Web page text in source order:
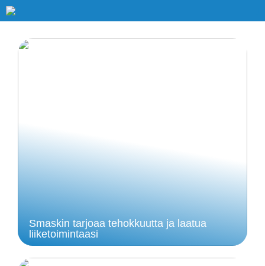
Smaskin tarjoaa tehokkuutta ja laatua
liiketoimintaasi